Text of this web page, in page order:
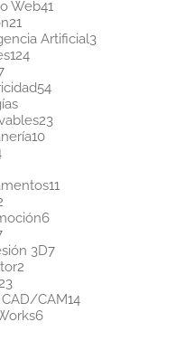
Web4141
2121
productos
Artificial33
124124
7
productos
5454
2323
1010
24
1111
62
productos
66
7
productos
3D77
22
23
productos
CAM1414
66